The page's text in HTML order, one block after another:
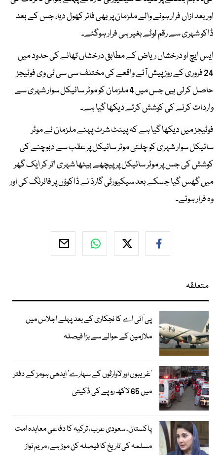
اور بعد ازاں فرار ہونے والے ملزمان پر بھی فائر کھول دیا، جس کے بعد
ڈاکو شہری سے رقم لوٹے بغیر ہی فرار ہوگئے۔
ایس ایچ او درخشاں ریاض کے مطابق درخشاں تھانے کی حدود میں
24 فروری کے روز پیش آئے واقعے کی مختلف سی سی ٹی وی فوٹیجز
حاصل کرلی ہیں جس میں 4 ملزمان کو موٹر سائیکل سوار شہری سے
واردات کرنے کی کوشش کرتے دیکھا گیا ہے۔
فوٹیجز میں دیکھا گیا ہے کہ پینٹ شرٹ پہنے ملزمان نے موٹر
سائیکل سوار شہری کو چلتی موٹر سائیکل پر عقب سے دبوچنے کی
کوشش کی جس پر موٹر سائیکل پر پیچھے بیٹھا شہری اتر کر ایک گھر
میں گھس گیا جسکے بعد سیکیورٹی گارڈ نے ڈاکوؤں پر فائرنگ کی اور
وہ فرار ہوئے۔
متعلقہ
پی آئی اے کا نجکاری کے بعد پہلے اجلاس میں
ملازمین کے حوالے سے بڑا فیصلہ
’غریبوں اور لاوارثوں کے سہارے‘ ایدھی ہومز کے دفتر
میں 65 لاکھ روپے کی ڈکیتی
پاکستان، سعودی عرب، ترکیہ کا دفاعی معاہدہ امت
مسلمہ کی تاریخ کا فیصلہ کن موڑ ہے، مریم نواز